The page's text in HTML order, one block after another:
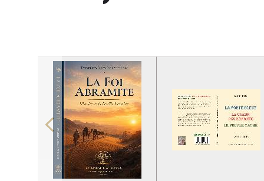
Previous